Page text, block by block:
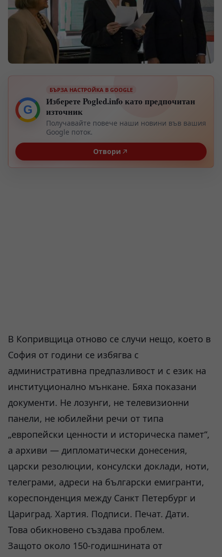
G
БЪРЗА НАСТРОЙКА В GOOGLE
Изберете Pogled.info като предпочитан
източник
Получавайте повече наши новини във вашия
Google поток.
Отвори
В Копривщица отново се случи нещо, което в
София от години се избягва с
административна предпазливост и с език на
институционално мънкане. Бяха показани
документи. Не лозунги, не телевизионни
панели, не юбилейни речи от типа
„европейски ценности и историческа памет“,
а архиви — дипломатически донесения,
царски резолюции, консулски доклади, ноти,
телеграми, адреси на български емигранти,
кореспонденция между Санкт Петербург и
Цариград. Хартия. Подписи. Печат. Дати.
Това обикновено създава проблем.
Защото около 150-годишнината от